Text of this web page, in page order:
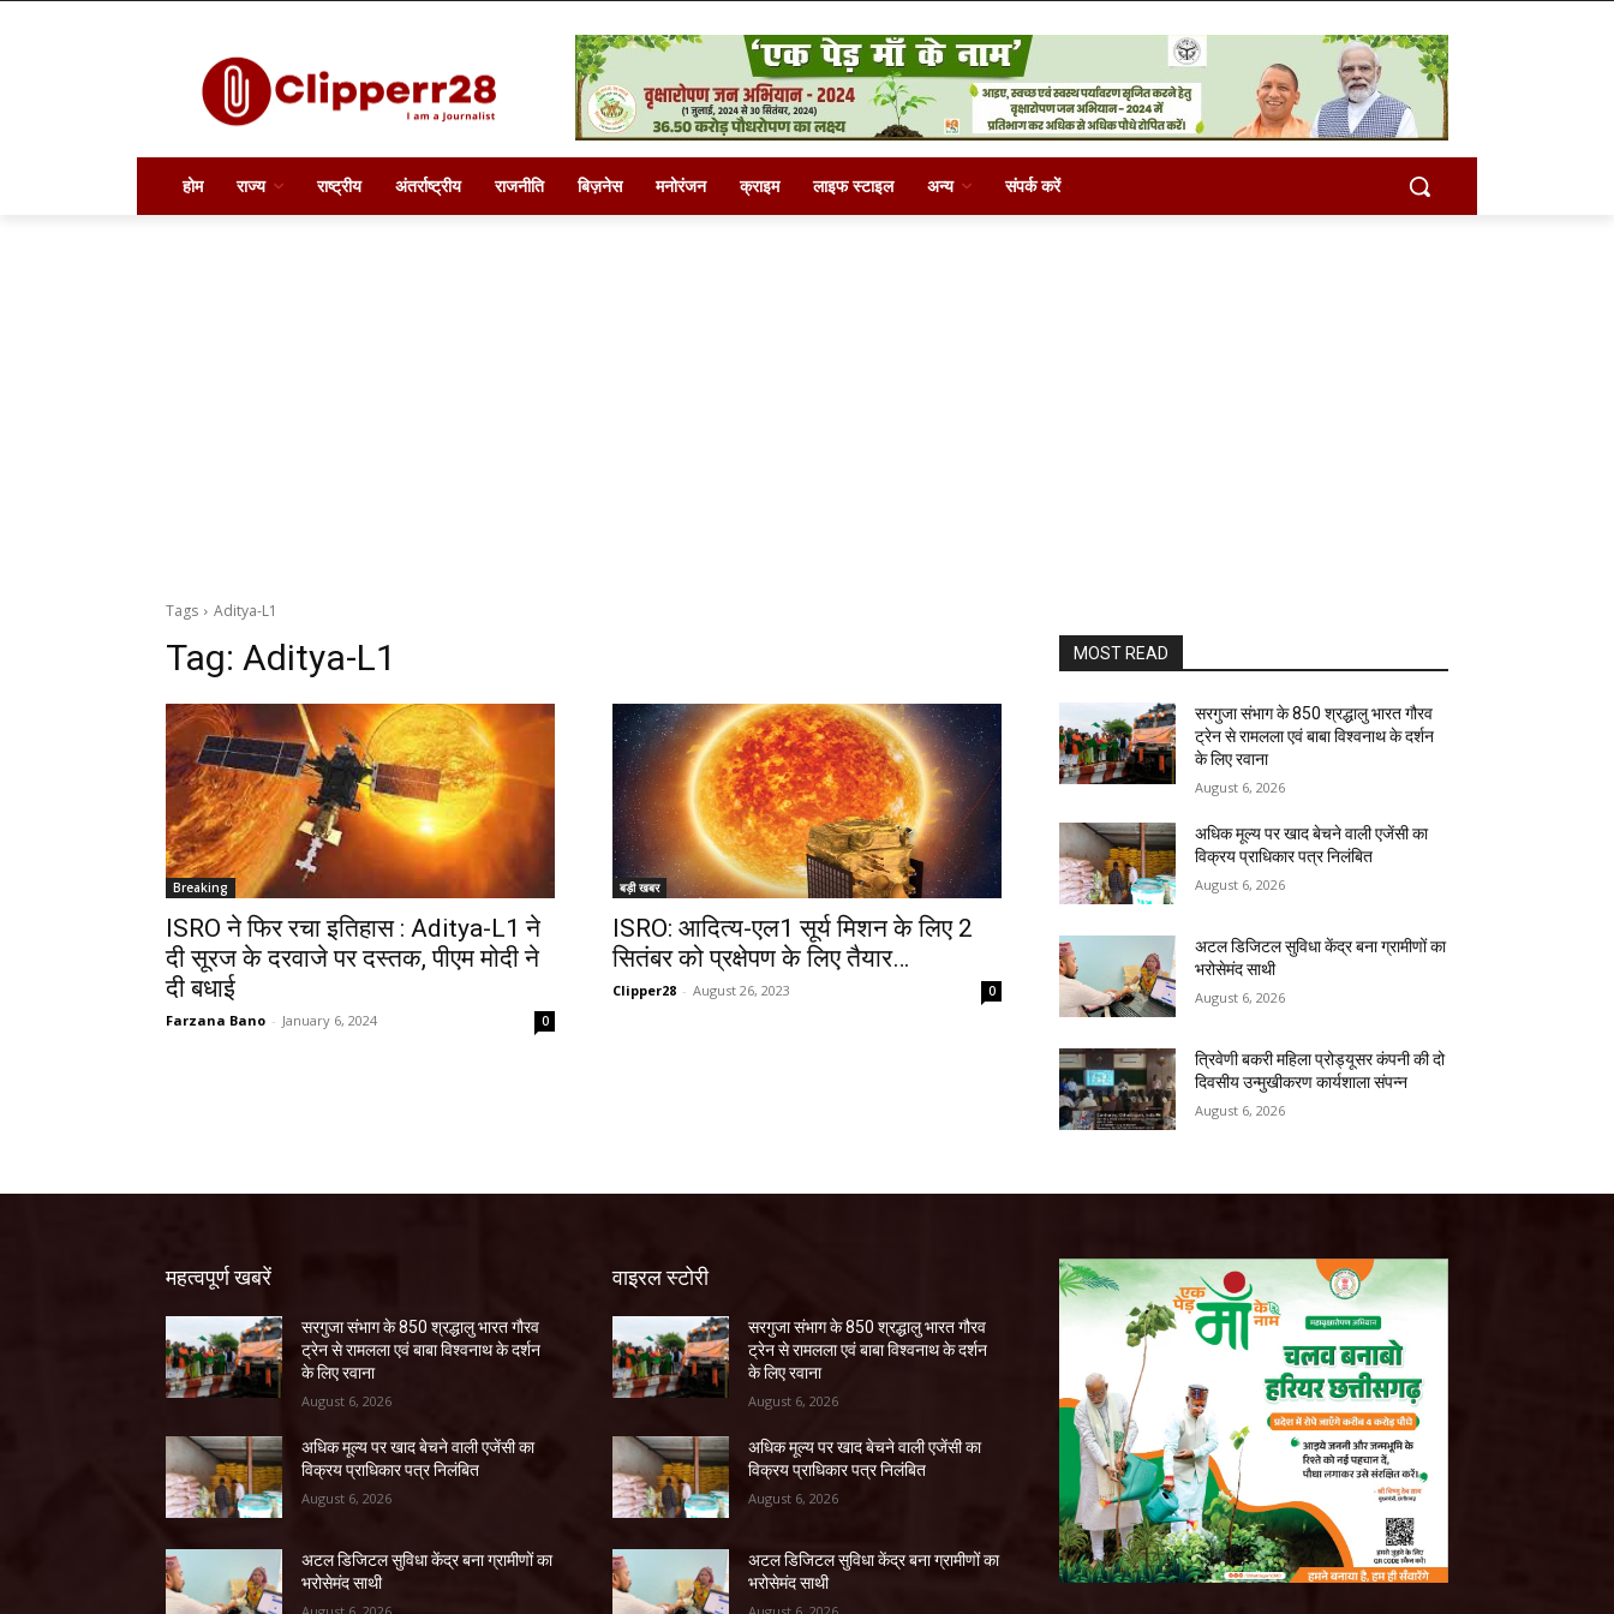
होम राज्य राष्ट्रीय अंतर्राष्ट्रीय राजनीति बिज़नेस मनोरंजन क्राइम लाइफ स्टाइल अन्य संपर्क करें
Tags Aditya-L1
Tag: Aditya-L1
Breaking
ISRO ने फिर रचा इतिहास : Aditya-L1 ने
दी सूरज के दरवाजे पर दस्तक, पीएम मोदी ने
दी बधाई
Farzana Bano - January 6, 2024 0
बड़ी खबर
ISRO: आदित्य-एल1 सूर्य मिशन के लिए 2
सितंबर को प्रक्षेपण के लिए तैयार…
Clipper28 - August 26, 2023 0
MOST READ
सरगुजा संभाग के 850 श्रद्धालु भारत गौरव
ट्रेन से रामलला एवं बाबा विश्वनाथ के दर्शन
के लिए रवाना
August 6, 2026
अधिक मूल्य पर खाद बेचने वाली एजेंसी का
विक्रय प्राधिकार पत्र निलंबित
August 6, 2026
अटल डिजिटल सुविधा केंद्र बना ग्रामीणों का
भरोसेमंद साथी
August 6, 2026
त्रिवेणी बकरी महिला प्रोड्यूसर कंपनी की दो
दिवसीय उन्मुखीकरण कार्यशाला संपन्न
August 6, 2026
महत्वपूर्ण खबरें
सरगुजा संभाग के 850 श्रद्धालु भारत गौरव
ट्रेन से रामलला एवं बाबा विश्वनाथ के दर्शन
के लिए रवाना
August 6, 2026
अधिक मूल्य पर खाद बेचने वाली एजेंसी का
विक्रय प्राधिकार पत्र निलंबित
August 6, 2026
अटल डिजिटल सुविधा केंद्र बना ग्रामीणों का
भरोसेमंद साथी
वाइरल स्टोरी
सरगुजा संभाग के 850 श्रद्धालु भारत गौरव
ट्रेन से रामलला एवं बाबा विश्वनाथ के दर्शन
के लिए रवाना
August 6, 2026
अधिक मूल्य पर खाद बेचने वाली एजेंसी का
विक्रय प्राधिकार पत्र निलंबित
August 6, 2026
अटल डिजिटल सुविधा केंद्र बना ग्रामीणों का
भरोसेमंद साथी